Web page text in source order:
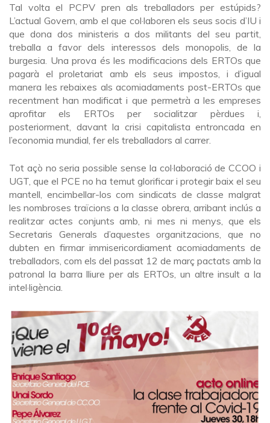
Tal volta el PCPV pren als treballadors per estúpids?
L’actual Govern, amb el que col·laboren els seus socis d’IU i
que dona dos ministeris a dos militants del seu partit,
treballa a favor dels interessos dels monopolis, de la
burgesia. Una prova és les modificacions dels ERTOs que
pagarà el proletariat amb els seus impostos, i d’igual
manera les rebaixes als acomiadaments post-ERTOs que
recentment han modificat i que permetrà a les empreses
aprofitar els ERTOs per socialitzar pèrdues i,
posteriorment, davant la crisi capitalista entroncada en
l’economia mundial, fer els treballadors al carrer.
Tot açò no seria possible sense la col·laboració de CCOO i
UGT, que el PCE no ha temut glorificar i protegir baix el seu
mantell, encimbellar-los com sindicats de classe malgrat
les nombroses traïcions a la classe obrera, arribant inclús a
realitzar actes conjunts amb, ni mes ni menys, que els
Secretaris Generals d’aquestes organitzacions, que no
dubten en firmar immisericordiament acomiadaments de
treballadors, com els del passat 12 de març pactats amb la
patronal la barra lliure per als ERTOs, un altre insult a la
intel·ligència.